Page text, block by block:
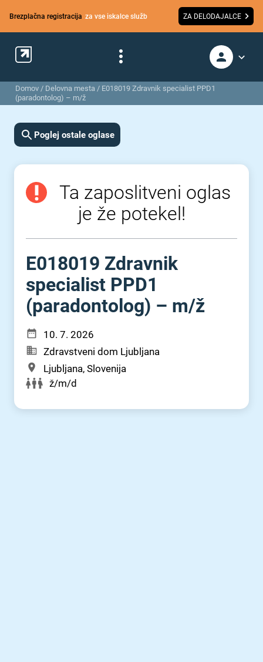
Brezplačna registracija za vse iskalce služb ZA DELODAJALCE
Domov / Delovna mesta / E018019 Zdravnik specialist PPD1
(paradontolog) – m/ž
Poglej ostale oglase
Ta zaposlitveni oglas
je že potekel!
E018019 Zdravnik
specialist PPD1
(paradontolog) – m⁠/⁠ž
10. 7. 2026
Zdravstveni dom Ljubljana
Ljubljana, Slovenija
ž/m/d